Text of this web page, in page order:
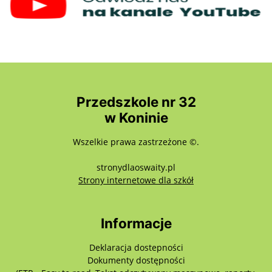
Przedszkole nr 32
w Koninie
Wszelkie prawa zastrzeżone ©.
stronydlaoswaity.pl
Strony internetowe dla szkółotwiera się w
Informacje
Deklaracja dostepności
Dokumenty dostępności